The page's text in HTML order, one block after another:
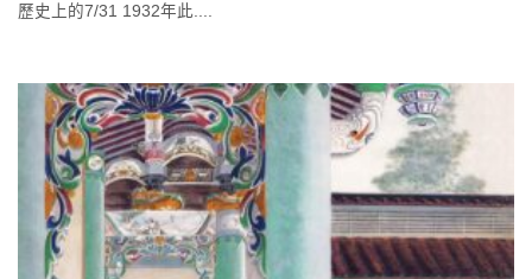
歷史上的7/31 1932年此....